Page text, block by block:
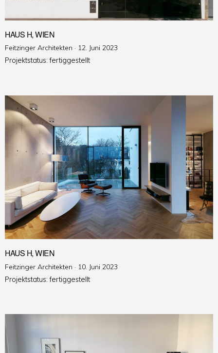
HAUS H, WIEN
Feitzinger Architekten · Veröffentlicht
am
12. Juni 2023
Projektstatus: fertiggestellt
HAUS H, WIEN
Feitzinger Architekten · Veröffentlicht
am
10. Juni 2023
Projektstatus: fertiggestellt